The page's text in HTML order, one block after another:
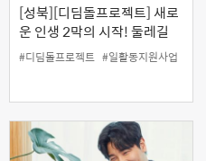
[성북][디딤돌프로젝트] 새로
운 인생 2막의 시작! 둘레길
활동가 양성 과정
#디딤돌프로젝트 #일활동지원사업